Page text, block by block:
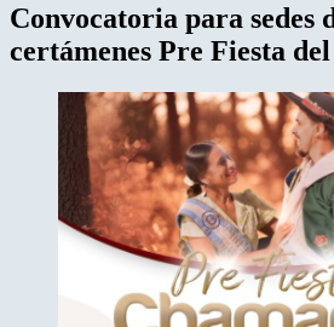
Convocatoria para sedes
certámenes Pre Fiesta